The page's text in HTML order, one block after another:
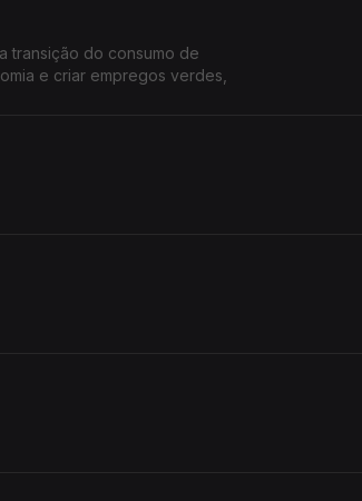
transição do consumo de
e criar empregos verdes,